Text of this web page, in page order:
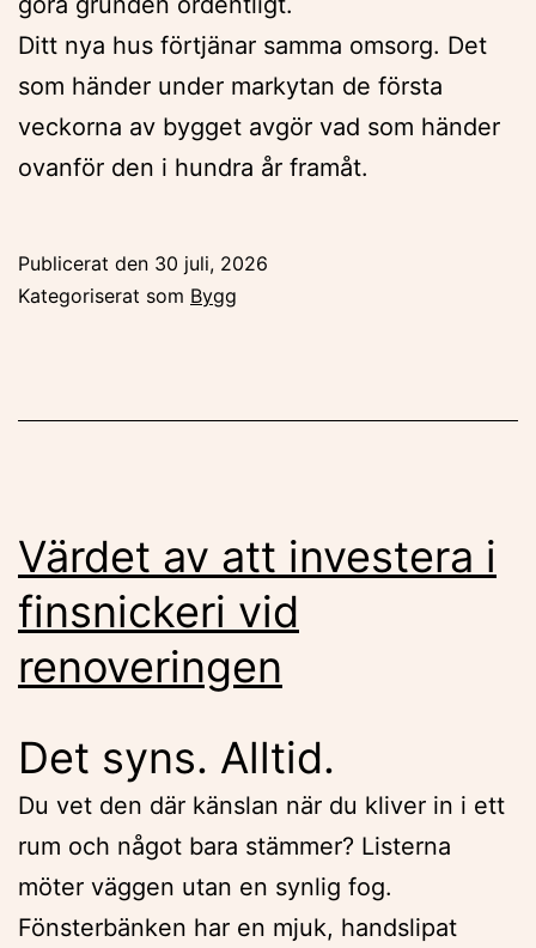
Ditt nya hus förtjänar samma omsorg. Det
som händer under markytan de första
veckorna av bygget avgör vad som händer
ovanför den i hundra år framåt.
Publicerat den 30 juli, 2026
Kategoriserat som Bygg
Värdet av att investera i
finsnickeri vid
renoveringen
Det syns. Alltid.
Du vet den där känslan när du kliver in i ett
rum och något bara stämmer? Listerna
möter väggen utan en synlig fog.
Fönsterbänken har en mjuk, handslipat